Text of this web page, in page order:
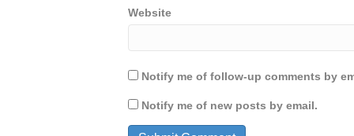
Website
Notify me of follow-up comments by
Notify me of new posts by email.